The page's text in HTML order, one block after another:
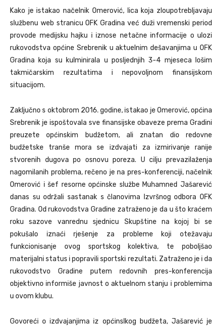
Kako je istakao načelnik Omerović, lica koja zloupotrebljavaju
službenu web stranicu OFK Gradina već duži vremenski period
provode medijsku hajku i iznose netačne informacije o ulozi
rukovodstva općine Srebrenik u aktuelnim dešavanjima u OFK
Gradina koja su kulminirala u posljednjih 3-4 mjeseca lošim
takmičarskim rezultatima i nepovoljnom finansijskom
situacijom.
Zaključno s oktobrom 2016. godine, istakao je Omerović, općina
Srebrenik je ispoštovala sve finansijske obaveze prema Gradini
preuzete općinskim budžetom, ali znatan dio redovne
budžetske tranše mora se izdvajati za izmirivanje ranije
stvorenih dugova po osnovu poreza. U cilju prevazilaženja
nagomilanih problema, rečeno je na pres-konferenciji, načelnik
Omerović i šef resorne općinske službe Muhamned Jašarević
danas su održali sastanak s članovima Izvršnog odbora OFK
Gradina. Od rukovodstva Gradine zatraženo je da u što kraćem
roku sazove vanrednu sjednicu Skupštine na kojoj bi se
pokušalo iznaći rješenje za probleme koji otežavaju
funkcionisanje ovog sportskog kolektiva, te poboljšao
materijalni status i popravili sportski rezultati. Zatraženo je i da
rukovodstvo Gradine putem redovnih pres-konferencija
objektivno informiše javnost o aktuelnom stanju i problemima
u ovom klubu.
Govoreći o izdvajanjima iz općinslkog budžeta, Jašarević je